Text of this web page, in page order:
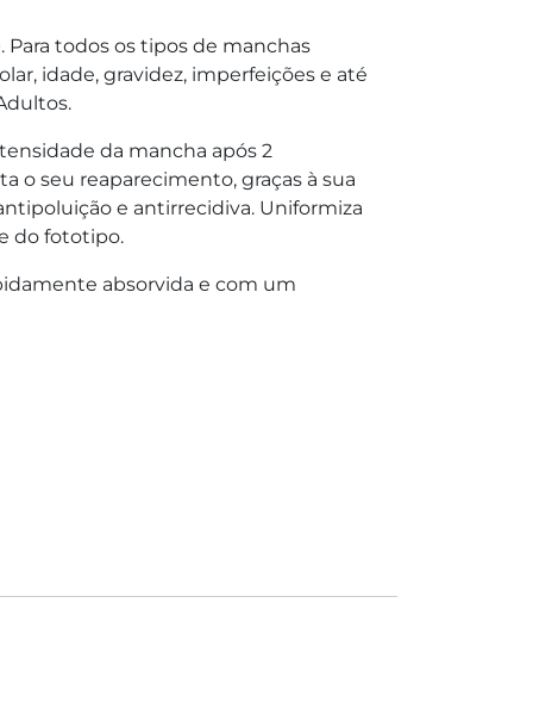
todos os tipos de manchas
idade, gravidez, imperfeições e até
da mancha após 2
o seu reaparecimento, graças à sua
e antirrecidiva. Uniformiza
do fototipo.
absorvida e com um